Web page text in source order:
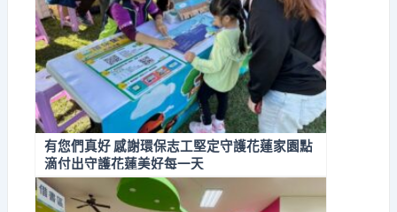
有您們真好 感謝環保志工堅定守護花蓮家園點
滴付出守護花蓮美好每一天